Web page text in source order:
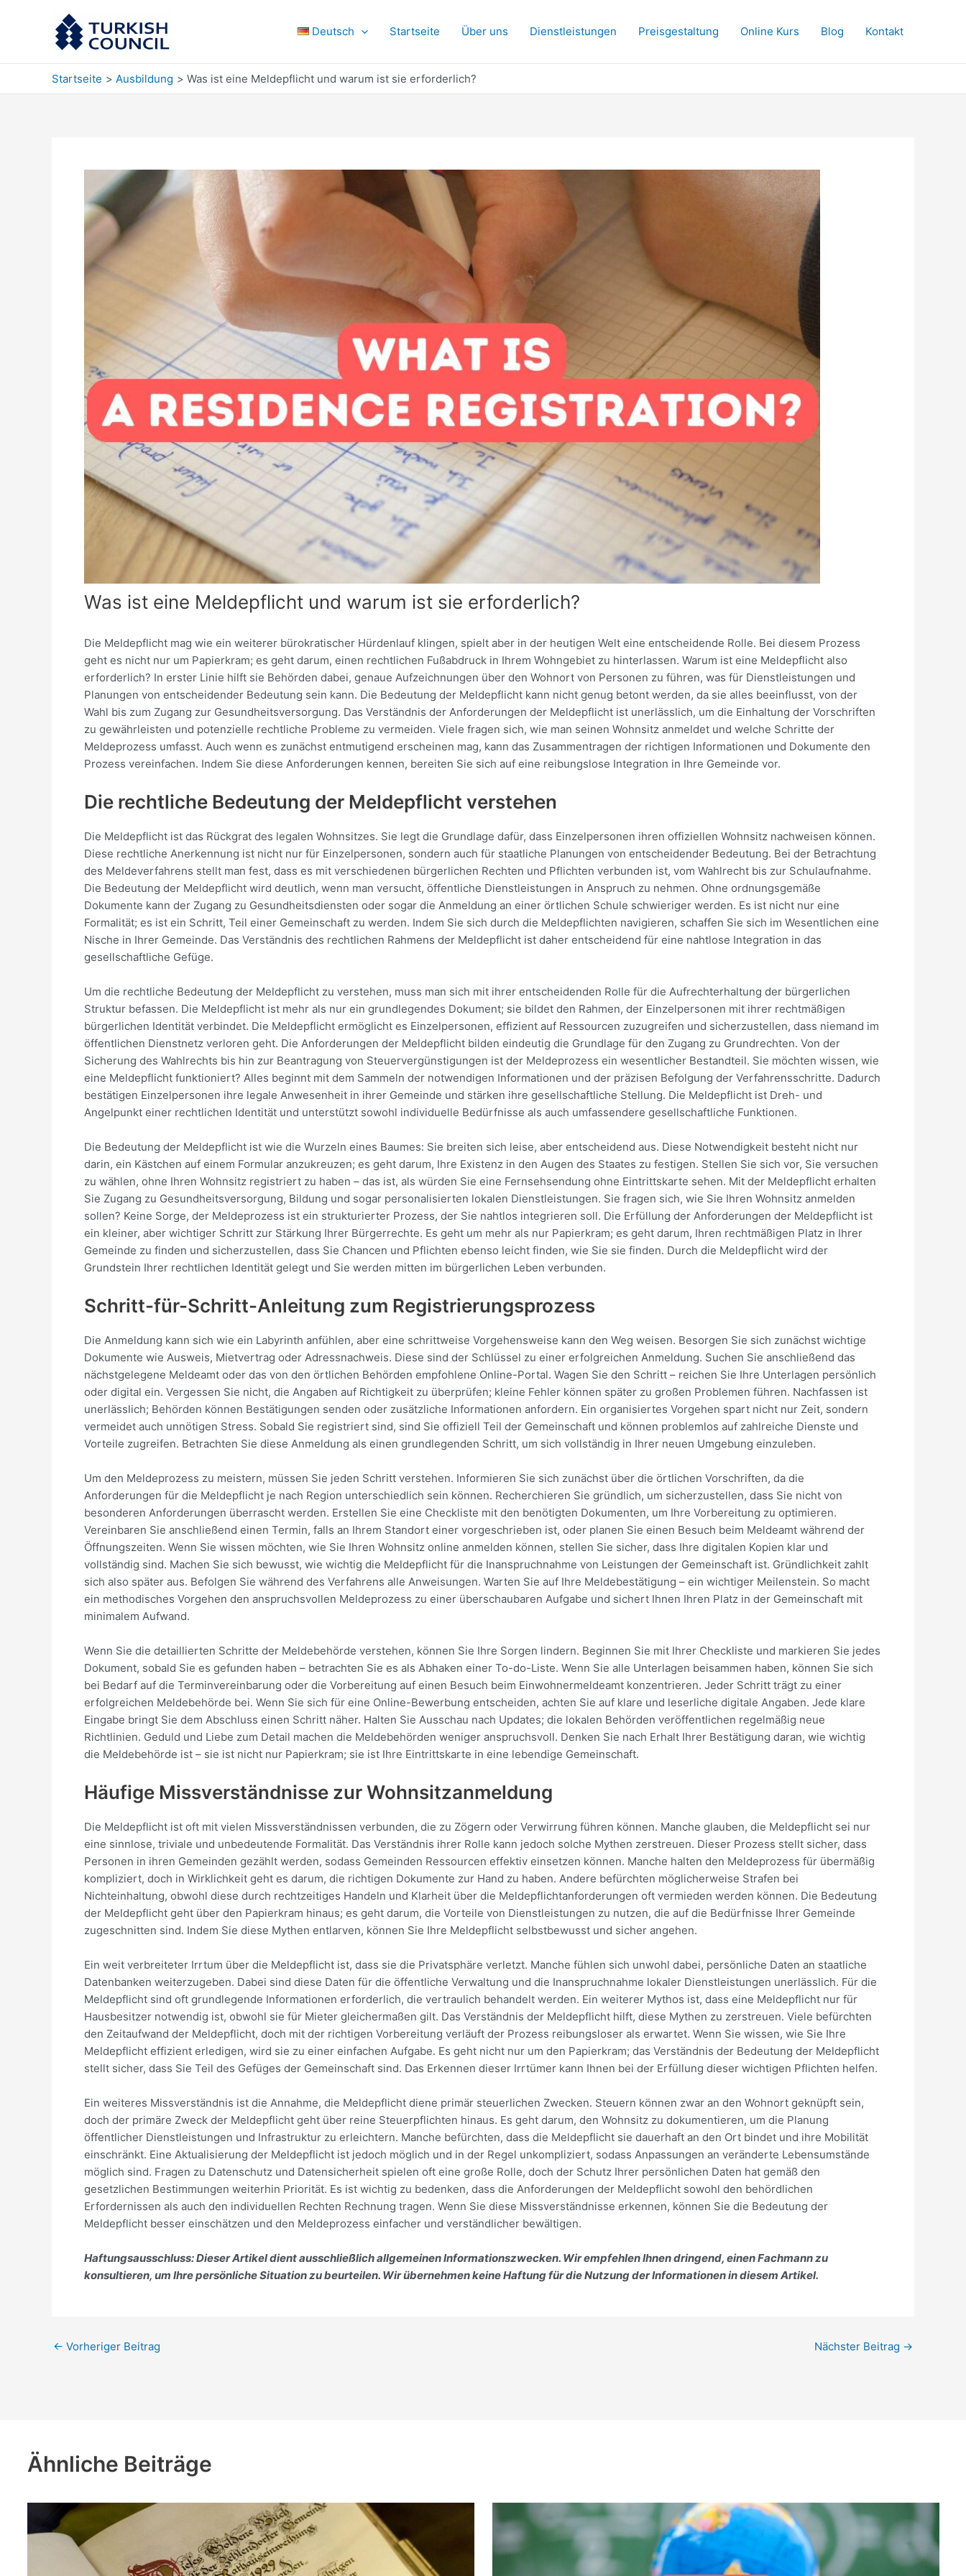
Deutsch Startseite Über uns Dienstleistungen Preisgestaltung Online Kurs Blog Kontakt
Startseite Ausbildung Was ist eine Meldepflicht und warum ist sie erforderlich?
Was ist eine Meldepflicht und warum ist sie erforderlich?
Die Meldepflicht mag wie ein weiterer bürokratischer Hürdenlauf klingen, spielt aber in der heutigen Welt eine entscheidende Rolle. Bei diesem Prozess
geht es nicht nur um Papierkram; es geht darum, einen rechtlichen Fußabdruck in Ihrem Wohngebiet zu hinterlassen. Warum ist eine Meldepflicht also
erforderlich? In erster Linie hilft sie Behörden dabei, genaue Aufzeichnungen über den Wohnort von Personen zu führen, was für Dienstleistungen und
Planungen von entscheidender Bedeutung sein kann. Die Bedeutung der Meldepflicht kann nicht genug betont werden, da sie alles beeinflusst, von der
Wahl bis zum Zugang zur Gesundheitsversorgung. Das Verständnis der Anforderungen der Meldepflicht ist unerlässlich, um die Einhaltung der Vorschriften
zu gewährleisten und potenzielle rechtliche Probleme zu vermeiden. Viele fragen sich, wie man seinen Wohnsitz anmeldet und welche Schritte der
Meldeprozess umfasst. Auch wenn es zunächst entmutigend erscheinen mag, kann das Zusammentragen der richtigen Informationen und Dokumente den
Prozess vereinfachen. Indem Sie diese Anforderungen kennen, bereiten Sie sich auf eine reibungslose Integration in Ihre Gemeinde vor.
Die rechtliche Bedeutung der Meldepflicht verstehen
Die Meldepflicht ist das Rückgrat des legalen Wohnsitzes. Sie legt die Grundlage dafür, dass Einzelpersonen ihren offiziellen Wohnsitz nachweisen können.
Diese rechtliche Anerkennung ist nicht nur für Einzelpersonen, sondern auch für staatliche Planungen von entscheidender Bedeutung. Bei der Betrachtung
des Meldeverfahrens stellt man fest, dass es mit verschiedenen bürgerlichen Rechten und Pflichten verbunden ist, vom Wahlrecht bis zur Schulaufnahme.
Die Bedeutung der Meldepflicht wird deutlich, wenn man versucht, öffentliche Dienstleistungen in Anspruch zu nehmen. Ohne ordnungsgemäße
Dokumente kann der Zugang zu Gesundheitsdiensten oder sogar die Anmeldung an einer örtlichen Schule schwieriger werden. Es ist nicht nur eine
Formalität; es ist ein Schritt, Teil einer Gemeinschaft zu werden. Indem Sie sich durch die Meldepflichten navigieren, schaffen Sie sich im Wesentlichen eine
Nische in Ihrer Gemeinde. Das Verständnis des rechtlichen Rahmens der Meldepflicht ist daher entscheidend für eine nahtlose Integration in das
gesellschaftliche Gefüge.
Um die rechtliche Bedeutung der Meldepflicht zu verstehen, muss man sich mit ihrer entscheidenden Rolle für die Aufrechterhaltung der bürgerlichen
Struktur befassen. Die Meldepflicht ist mehr als nur ein grundlegendes Dokument; sie bildet den Rahmen, der Einzelpersonen mit ihrer rechtmäßigen
bürgerlichen Identität verbindet. Die Meldepflicht ermöglicht es Einzelpersonen, effizient auf Ressourcen zuzugreifen und sicherzustellen, dass niemand im
öffentlichen Dienstnetz verloren geht. Die Anforderungen der Meldepflicht bilden eindeutig die Grundlage für den Zugang zu Grundrechten. Von der
Sicherung des Wahlrechts bis hin zur Beantragung von Steuervergünstigungen ist der Meldeprozess ein wesentlicher Bestandteil. Sie möchten wissen, wie
eine Meldepflicht funktioniert? Alles beginnt mit dem Sammeln der notwendigen Informationen und der präzisen Befolgung der Verfahrensschritte. Dadurch
bestätigen Einzelpersonen ihre legale Anwesenheit in ihrer Gemeinde und stärken ihre gesellschaftliche Stellung. Die Meldepflicht ist Dreh- und
Angelpunkt einer rechtlichen Identität und unterstützt sowohl individuelle Bedürfnisse als auch umfassendere gesellschaftliche Funktionen.
Die Bedeutung der Meldepflicht ist wie die Wurzeln eines Baumes: Sie breiten sich leise, aber entscheidend aus. Diese Notwendigkeit besteht nicht nur
darin, ein Kästchen auf einem Formular anzukreuzen; es geht darum, Ihre Existenz in den Augen des Staates zu festigen. Stellen Sie sich vor, Sie versuchen
zu wählen, ohne Ihren Wohnsitz registriert zu haben – das ist, als würden Sie eine Fernsehsendung ohne Eintrittskarte sehen. Mit der Meldepflicht erhalten
Sie Zugang zu Gesundheitsversorgung, Bildung und sogar personalisierten lokalen Dienstleistungen. Sie fragen sich, wie Sie Ihren Wohnsitz anmelden
sollen? Keine Sorge, der Meldeprozess ist ein strukturierter Prozess, der Sie nahtlos integrieren soll. Die Erfüllung der Anforderungen der Meldepflicht ist
ein kleiner, aber wichtiger Schritt zur Stärkung Ihrer Bürgerrechte. Es geht um mehr als nur Papierkram; es geht darum, Ihren rechtmäßigen Platz in Ihrer
Gemeinde zu finden und sicherzustellen, dass Sie Chancen und Pflichten ebenso leicht finden, wie Sie sie finden. Durch die Meldepflicht wird der
Grundstein Ihrer rechtlichen Identität gelegt und Sie werden mitten im bürgerlichen Leben verbunden.
Schritt-für-Schritt-Anleitung zum Registrierungsprozess
Die Anmeldung kann sich wie ein Labyrinth anfühlen, aber eine schrittweise Vorgehensweise kann den Weg weisen. Besorgen Sie sich zunächst wichtige
Dokumente wie Ausweis, Mietvertrag oder Adressnachweis. Diese sind der Schlüssel zu einer erfolgreichen Anmeldung. Suchen Sie anschließend das
nächstgelegene Meldeamt oder das von den örtlichen Behörden empfohlene Online-Portal. Wagen Sie den Schritt – reichen Sie Ihre Unterlagen persönlich
oder digital ein. Vergessen Sie nicht, die Angaben auf Richtigkeit zu überprüfen; kleine Fehler können später zu großen Problemen führen. Nachfassen ist
unerlässlich; Behörden können Bestätigungen senden oder zusätzliche Informationen anfordern. Ein organisiertes Vorgehen spart nicht nur Zeit, sondern
vermeidet auch unnötigen Stress. Sobald Sie registriert sind, sind Sie offiziell Teil der Gemeinschaft und können problemlos auf zahlreiche Dienste und
Vorteile zugreifen. Betrachten Sie diese Anmeldung als einen grundlegenden Schritt, um sich vollständig in Ihrer neuen Umgebung einzuleben.
Um den Meldeprozess zu meistern, müssen Sie jeden Schritt verstehen. Informieren Sie sich zunächst über die örtlichen Vorschriften, da die
Anforderungen für die Meldepflicht je nach Region unterschiedlich sein können. Recherchieren Sie gründlich, um sicherzustellen, dass Sie nicht von
besonderen Anforderungen überrascht werden. Erstellen Sie eine Checkliste mit den benötigten Dokumenten, um Ihre Vorbereitung zu optimieren.
Vereinbaren Sie anschließend einen Termin, falls an Ihrem Standort einer vorgeschrieben ist, oder planen Sie einen Besuch beim Meldeamt während der
Öffnungszeiten. Wenn Sie wissen möchten, wie Sie Ihren Wohnsitz online anmelden können, stellen Sie sicher, dass Ihre digitalen Kopien klar und
vollständig sind. Machen Sie sich bewusst, wie wichtig die Meldepflicht für die Inanspruchnahme von Leistungen der Gemeinschaft ist. Gründlichkeit zahlt
sich also später aus. Befolgen Sie während des Verfahrens alle Anweisungen. Warten Sie auf Ihre Meldebestätigung – ein wichtiger Meilenstein. So macht
ein methodisches Vorgehen den anspruchsvollen Meldeprozess zu einer überschaubaren Aufgabe und sichert Ihnen Ihren Platz in der Gemeinschaft mit
minimalem Aufwand.
Wenn Sie die detaillierten Schritte der Meldebehörde verstehen, können Sie Ihre Sorgen lindern. Beginnen Sie mit Ihrer Checkliste und markieren Sie jedes
Dokument, sobald Sie es gefunden haben – betrachten Sie es als Abhaken einer To-do-Liste. Wenn Sie alle Unterlagen beisammen haben, können Sie sich
bei Bedarf auf die Terminvereinbarung oder die Vorbereitung auf einen Besuch beim Einwohnermeldeamt konzentrieren. Jeder Schritt trägt zu einer
erfolgreichen Meldebehörde bei. Wenn Sie sich für eine Online-Bewerbung entscheiden, achten Sie auf klare und leserliche digitale Angaben. Jede klare
Eingabe bringt Sie dem Abschluss einen Schritt näher. Halten Sie Ausschau nach Updates; die lokalen Behörden veröffentlichen regelmäßig neue
Richtlinien. Geduld und Liebe zum Detail machen die Meldebehörden weniger anspruchsvoll. Denken Sie nach Erhalt Ihrer Bestätigung daran, wie wichtig
die Meldebehörde ist – sie ist nicht nur Papierkram; sie ist Ihre Eintrittskarte in eine lebendige Gemeinschaft.
Häufige Missverständnisse zur Wohnsitzanmeldung
Die Meldepflicht ist oft mit vielen Missverständnissen verbunden, die zu Zögern oder Verwirrung führen können. Manche glauben, die Meldepflicht sei nur
eine sinnlose, triviale und unbedeutende Formalität. Das Verständnis ihrer Rolle kann jedoch solche Mythen zerstreuen. Dieser Prozess stellt sicher, dass
Personen in ihren Gemeinden gezählt werden, sodass Gemeinden Ressourcen effektiv einsetzen können. Manche halten den Meldeprozess für übermäßig
kompliziert, doch in Wirklichkeit geht es darum, die richtigen Dokumente zur Hand zu haben. Andere befürchten möglicherweise Strafen bei
Nichteinhaltung, obwohl diese durch rechtzeitiges Handeln und Klarheit über die Meldepflichtanforderungen oft vermieden werden können. Die Bedeutung
der Meldepflicht geht über den Papierkram hinaus; es geht darum, die Vorteile von Dienstleistungen zu nutzen, die auf die Bedürfnisse Ihrer Gemeinde
zugeschnitten sind. Indem Sie diese Mythen entlarven, können Sie Ihre Meldepflicht selbstbewusst und sicher angehen.
Ein weit verbreiteter Irrtum über die Meldepflicht ist, dass sie die Privatsphäre verletzt. Manche fühlen sich unwohl dabei, persönliche Daten an staatliche
Datenbanken weiterzugeben. Dabei sind diese Daten für die öffentliche Verwaltung und die Inanspruchnahme lokaler Dienstleistungen unerlässlich. Für die
Meldepflicht sind oft grundlegende Informationen erforderlich, die vertraulich behandelt werden. Ein weiterer Mythos ist, dass eine Meldepflicht nur für
Hausbesitzer notwendig ist, obwohl sie für Mieter gleichermaßen gilt. Das Verständnis der Meldepflicht hilft, diese Mythen zu zerstreuen. Viele befürchten
den Zeitaufwand der Meldepflicht, doch mit der richtigen Vorbereitung verläuft der Prozess reibungsloser als erwartet. Wenn Sie wissen, wie Sie Ihre
Meldepflicht effizient erledigen, wird sie zu einer einfachen Aufgabe. Es geht nicht nur um den Papierkram; das Verständnis der Bedeutung der Meldepflicht
stellt sicher, dass Sie Teil des Gefüges der Gemeinschaft sind. Das Erkennen dieser Irrtümer kann Ihnen bei der Erfüllung dieser wichtigen Pflichten helfen.
Ein weiteres Missverständnis ist die Annahme, die Meldepflicht diene primär steuerlichen Zwecken. Steuern können zwar an den Wohnort geknüpft sein,
doch der primäre Zweck der Meldepflicht geht über reine Steuerpflichten hinaus. Es geht darum, den Wohnsitz zu dokumentieren, um die Planung
öffentlicher Dienstleistungen und Infrastruktur zu erleichtern. Manche befürchten, dass die Meldepflicht sie dauerhaft an den Ort bindet und ihre Mobilität
einschränkt. Eine Aktualisierung der Meldepflicht ist jedoch möglich und in der Regel unkompliziert, sodass Anpassungen an veränderte Lebensumstände
möglich sind. Fragen zu Datenschutz und Datensicherheit spielen oft eine große Rolle, doch der Schutz Ihrer persönlichen Daten hat gemäß den
gesetzlichen Bestimmungen weiterhin Priorität. Es ist wichtig zu bedenken, dass die Anforderungen der Meldepflicht sowohl den behördlichen
Erfordernissen als auch den individuellen Rechten Rechnung tragen. Wenn Sie diese Missverständnisse erkennen, können Sie die Bedeutung der
Meldepflicht besser einschätzen und den Meldeprozess einfacher und verständlicher bewältigen.
Haftungsausschluss: Dieser Artikel dient ausschließlich allgemeinen Informationszwecken. Wir empfehlen Ihnen dringend, einen Fachmann zu
konsultieren, um Ihre persönliche Situation zu beurteilen. Wir übernehmen keine Haftung für die Nutzung der Informationen in diesem Artikel.
← Vorheriger Beitrag Nächster Beitrag →
Ähnliche Beiträge